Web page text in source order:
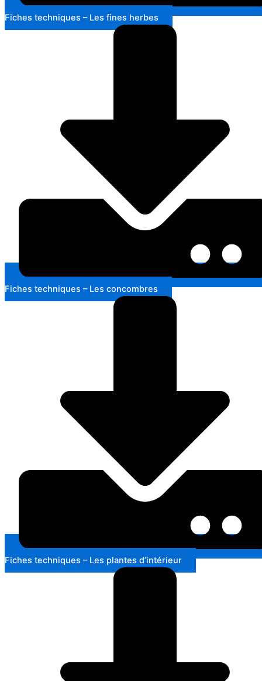
Fiches techniques – Les fines herbes
Fiches techniques – Les concombres
Fiches techniques – Les plantes d’intérieur